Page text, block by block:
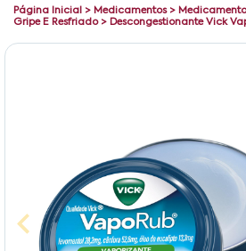
Página Inicial > Medicamentos>
Gripe E Resfriado> Descongestionante Vick